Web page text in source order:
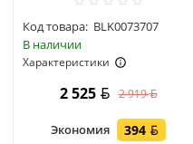
Код товара: BLK0073707
В наличии
Характеристики
2 525 2 919
Экономия 394